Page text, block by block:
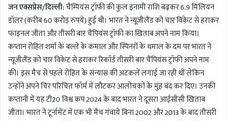
जन एक्सप्रेस/दिल्ली:चैम्पियंस ट्रॉफी की कुल इनामी राशि बढ़कर 6.9 मिलियन
डॉलर (करीब 60 करोड़ रुपये) हुई थी। भारत ने न्यूजीलैंड को चार विकेट से हराकर
फाइनल जीता और तीसरी बार चैंपियंस ट्रॉफी का खिताब अपने नाम किया।
कप्तान रोहित शर्मा के बल्ले के कमाल और स्पिनरों के धमाल के दम पर भारत ने
न्यूजीलैंड को चार विकेट से हराकर रिकॉर्ड तीसरी बार चैंपियंस ट्रॉफी अपने नाम
की। इस मैच से पहले रोहित के संन्यास की अटकलें लगाई जा रही थीं लेकिन
उन्होंने अपने चिर परिचित फॉर्म में लौटकर आलोचकों के मुंह बंद कर दिए। उनकी
कप्तानी में यह टी20 विश्व कप 2024 के बाद भारत ने दूसरा आईसीसी खिताब
जीता। भारत ने टूर्नामेंट में एक भी मैच गंवाये बिना 2002 और 2013 के बाद तीसरी